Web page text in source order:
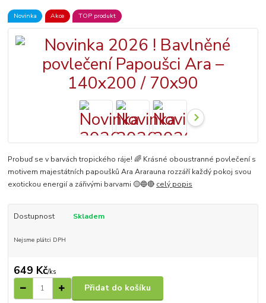
Novinka Akce TOP produkt
Probuď se v barvách tropického ráje! 🌈 Krásné oboustranné povlečení s
motivem majestátních papoušků Ara Ararauna rozzáří každý pokoj svou
exotickou energií a zářivými barvami 🟡🔵🔴 celý popis
Dostupnost Skladem
Nejsme plátci DPH
649 Kč/ks
Přidat do košíku